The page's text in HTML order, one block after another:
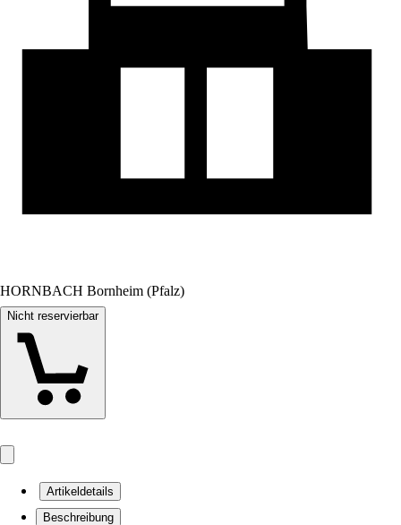
HORNBACH Bornheim (Pfalz)
Nicht reservierbar
Artikeldetails
Beschreibung